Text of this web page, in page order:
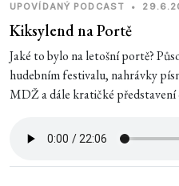
UPOVÍDANÝ PODCAST •
Kiksylend na Portě
Jaké to bylo na letošní portě?
hudebním festivalu, nahrávky
MDŽ a dále kratičké představení